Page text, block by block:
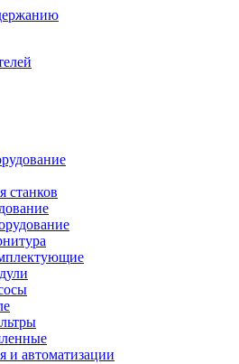
станков
и автоматизации